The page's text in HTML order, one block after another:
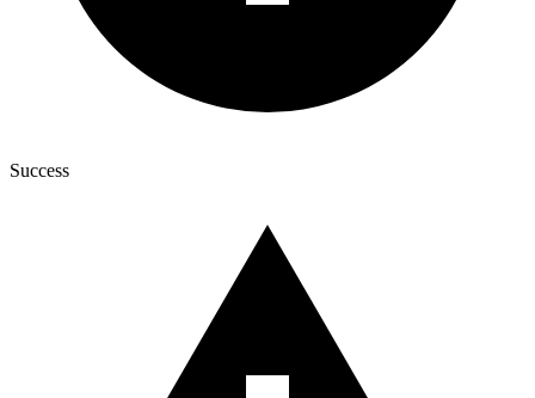
Success